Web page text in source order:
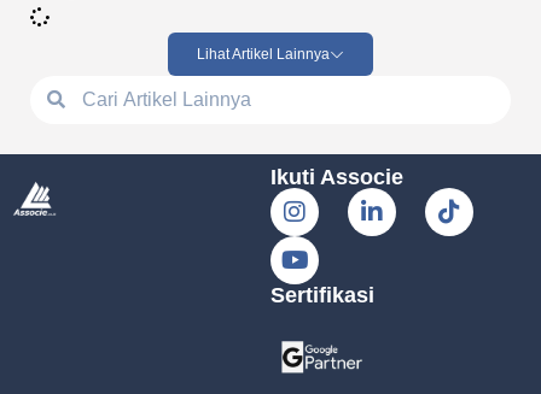
Lihat Artikel Lainnya
Ikuti Associe
Sertifikasi